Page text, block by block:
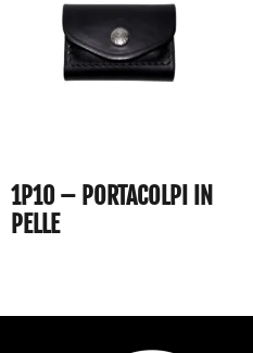
1P10 – PORTACOLPI IN
PELLE